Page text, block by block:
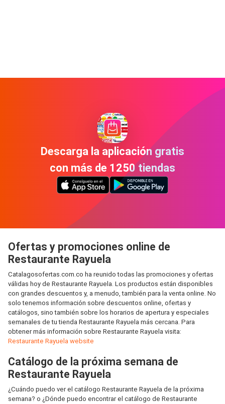
Descarga la aplicación gratis
con más de 1250 tiendas
Ofertas y promociones online de
Restaurante Rayuela
Catalagosofertas.com.co ha reunido todas las promociones y ofertas
válidas hoy de Restaurante Rayuela. Los productos están disponibles
con grandes descuentos y, a menudo, también para la venta online. No
solo tenemos información sobre descuentos online, ofertas y
catálogos, sino también sobre los horarios de apertura y especiales
semanales de tu tienda Restaurante Rayuela más cercana. Para
obtener más información sobre Restaurante Rayuela visita:
Restaurante Rayuela website
Catálogo de la próxima semana de
Restaurante Rayuela
¿Cuándo puedo ver el catálogo Restaurante Rayuela de la próxima
semana? o ¿Dónde puedo encontrar el catálogo de Restaurante